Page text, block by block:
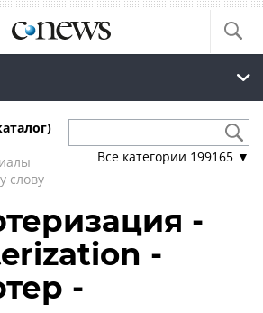
слову
Все категории 199165 ▼
-
-
-